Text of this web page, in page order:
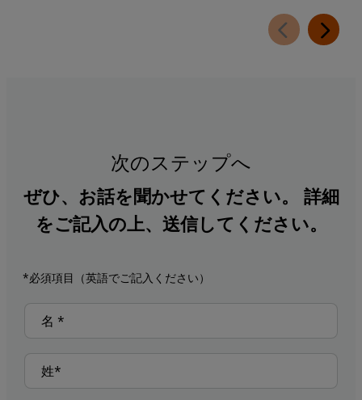
次のステップへ
ぜひ、お話を聞かせてください。 詳細
をご記入の上、送信してください。
*必須項目（英語でご記入ください）